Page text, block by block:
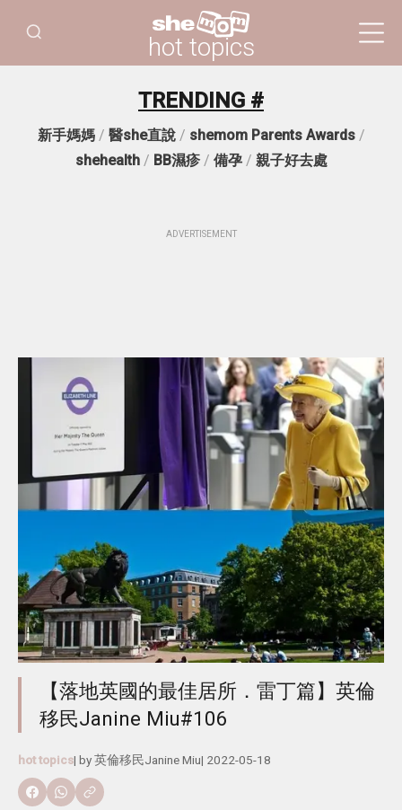
hot topics
TRENDING #
新手媽媽/ 醫she直說/ shemom Parents Awards/
shehealth/ BB濕疹/ 備孕/ 親子好去處
ADVERTISEMENT
【落地英國的最佳居所．雷丁篇】英倫
移民Janine Miu#106
hot topics| by英倫移民Janine Miu| 2022-05-18